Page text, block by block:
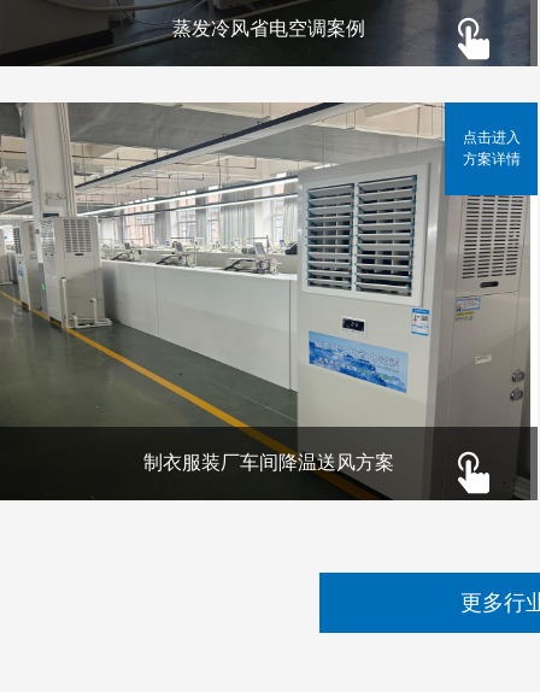
蒸发冷风省电空调案例
制衣服装厂车间降温送风方案
点击进入
方案详情
更多行